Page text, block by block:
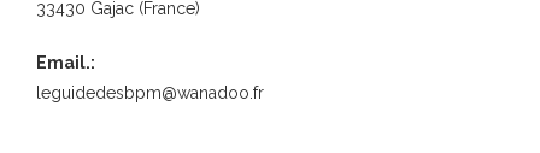
33430 Gajac (France)
Email.:
leguidedesbpm@wanadoo.fr